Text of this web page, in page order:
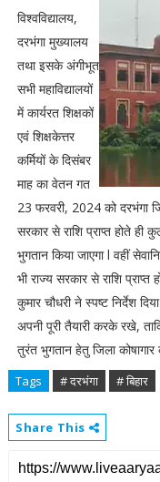
विश्वविद्यालय,
दरभंगा मुख्यालय
तथा इसके अंगीभूत
सभी महाविद्यालयों
में कार्यरत शिक्षकों
एवं शिक्षकेत्तर
कर्मियों के दिसंबर
माह का वेतन गत
23 फरवरी, 2024 को दरभंगा
सरकार से राशि प्राप्त होते
भुगतान किया जाएगा l वहीं
भी राज्य सरकार से राशि
कुमार चौधरी ने स्पष्ट निर्देश
अपनी पूरी तैयारी करके रखे,
तुरंत भुगतान हेतु जिला
Tags # दरभंगा # बिहार
Share This